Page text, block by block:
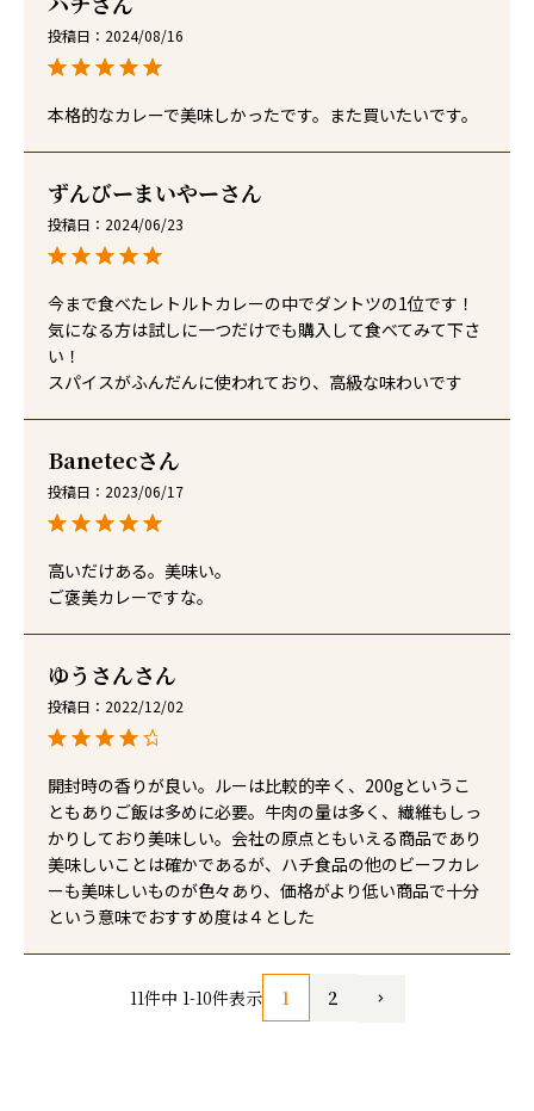
投稿日 2024/08/16
本格的なカレーで美味しかったです。また買いたいです。
ずんびーまいやー
投稿日 2024/06/23
今まで食べたレトルトカレーの中でダントツの1位です！
気になる方は試しに一つだけでも購入して食べてみて下さ
い！
スパイスがふんだんに使われており、高級な味わいです
Banetec
投稿日 2023/06/17
高いだけある。美味い。
ご褒美カレーですな。
ゆうさん
投稿日 2022/12/02
開封時の香りが良い。ルーは比較的辛く、200gというこ
ともありご飯は多めに必要。牛肉の量は多く、繊維もしっ
かりしており美味しい。会社の原点ともいえる商品であり
美味しいことは確かであるが、ハチ食品の他のビーフカレ
ーも美味しいものが色々あり、価格がより低い商品で十分
という意味でおすすめ度は４とした
11件中 1-10件表示 1 2